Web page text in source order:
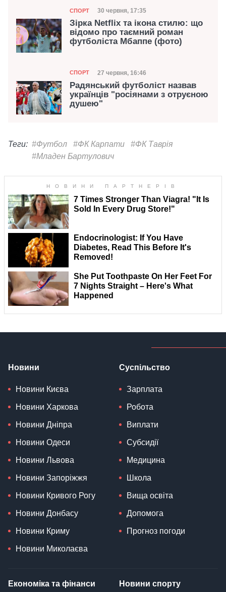
Категорія
СПОРТ Дата публікації
30 червня, 17:35
Зірка Netflix та ікона стилю: що
відомо про таємний роман
футболіста Мбаппе (фото)
Категорія
СПОРТ Дата публікації
27 червня, 16:46
Радянський футболіст назвав
українців "росіянами з отруєною
душею"
Теги: #Футбол #ФК Карпати
#ФК Таврія
#Младен Бартулович
Новини
Новини Києва
Новини Харкова
Новини Дніпра
Новини Одеси
Новини Львова
Новини Запоріжжя
Новини Кривого Рогу
Новини Донбасу
Новини Криму
Новини Миколаєва
Суспільство
Зарплата
Робота
Виплати
Субсидії
Медицина
Школа
Вища освіта
Допомога
Прогноз погоди
Економіка та фінанси Новини спорту